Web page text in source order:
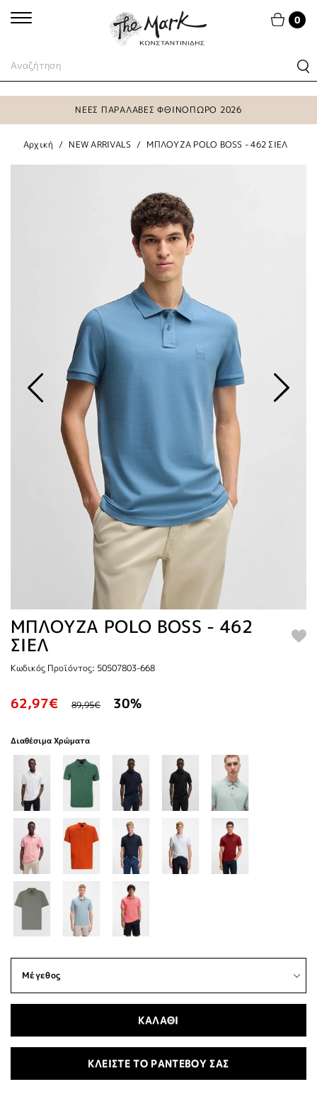
0
ΝΕΕΣ ΠΑΡΑΛΑΒΕΣ ΦΘΙΝΟΠΩΡΟ 2026
Αρχική NEW ARRIVALS ΜΠΛΟΥΖΑ POLO BOSS - 462 ΣΙΕΛ
ΜΠΛΟΥΖΑ POLO BOSS - 462
ΣΙΕΛ
Κωδικός Προϊόντος: 50507803-668
62,97€ 89,95€ 30%
Διαθέσιμα Χρώματα
ΚΑΛΑΘΙ
ΚΛΕΙΣΤΕ ΤΟ ΡΑΝΤΕΒΟΥ ΣΑΣ